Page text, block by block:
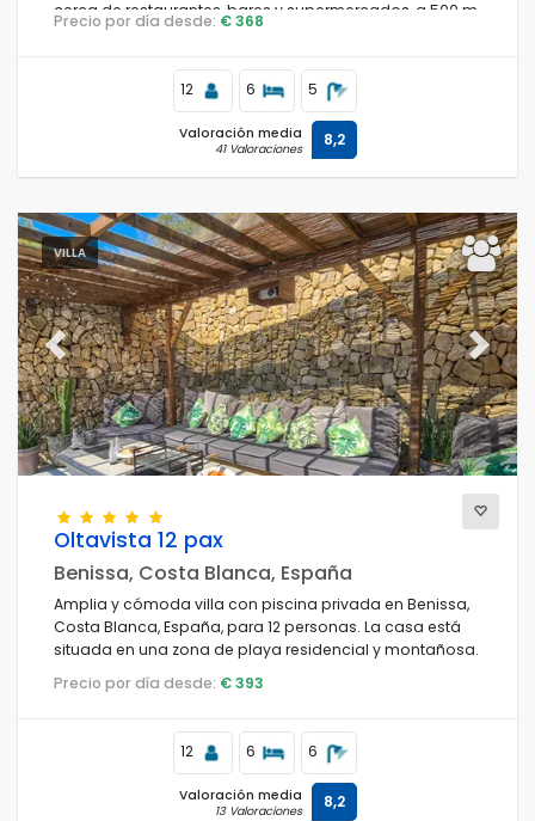
cerca de restaurantes, bares y supermercados, a 500 m
de la playa Cala Andrago y a 0.
Precio por día desde: € 368
12 6 5
Valoración media
41 Valoraciones 8,2
VILLA
Previous Next
Oltavista 12 pax
Benissa, Costa Blanca, España
Amplia y cómoda villa con piscina privada en Benissa,
Costa Blanca, España, para 12 personas. La casa está
situada en una zona de playa residencial y montañosa.
Precio por día desde: € 393
12 6 6
Valoración media
13 Valoraciones 8,2